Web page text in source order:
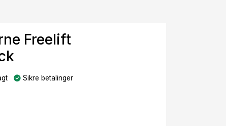
Freelift
Sikre betalinger